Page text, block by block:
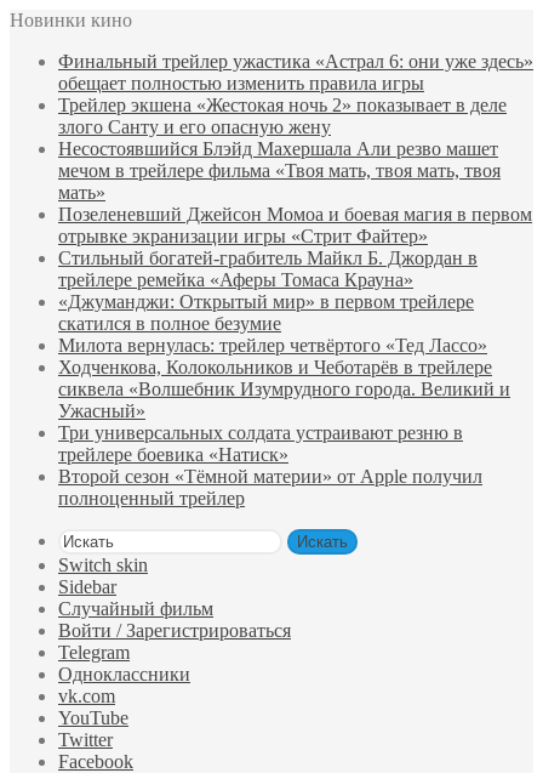
Новинки кино
Финальный трейлер ужастика «Астрал 6: они уже здесь»
обещает полностью изменить правила игры
Трейлер экшена «Жестокая ночь 2» показывает в деле
злого Санту и его опасную жену
Несостоявшийся Блэйд Махершала Али резво машет
мечом в трейлере фильма «Твоя мать, твоя мать, твоя
мать»
Позеленевший Джейсон Момоа и боевая магия в первом
отрывке экранизации игры «Стрит Файтер»
Стильный богатей-грабитель Майкл Б. Джордан в
трейлере ремейка «Аферы Томаса Крауна»
«Джуманджи: Открытый мир» в первом трейлере
скатился в полное безумие
Милота вернулась: трейлер четвёртого «Тед Лассо»
Ходченкова, Колокольников и Чеботарёв в трейлере
сиквела «Волшебник Изумрудного города. Великий и
Ужасный»
Три универсальных солдата устраивают резню в
трейлере боевика «Натиск»
Второй сезон «Тёмной материи» от Apple получил
полноценный трейлер
Искать
Switch skin
Sidebar
Случайный фильм
Войти / Зарегистрироваться
Telegram
Одноклассники
vk.com
YouTube
Twitter
Facebook